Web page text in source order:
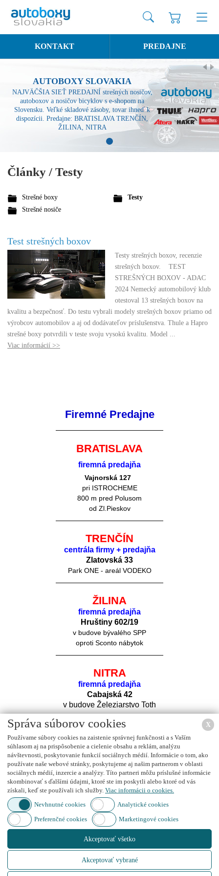
KONTAKT PREDAJNE
AUTOBOXY SLOVAKIA
NAJVÄČŠIA SIEŤ PREDAJNÍ strešných nosičov,
autoboxov a nosičov bicyklov s e-shopom na
Slovensku. Veľké skladové zásoby, tovar ihneď k
dispozícii. Predajne: BRATISLAVA TRENČÍN,
ŽILINA, NITRA
Články / Testy
Strešné boxy
Strešné nosiče
Testy
Test strešných boxov
Testy strešných boxov, recenzie
strešných boxov. TEST
STREŠNÝCH BOXOV - ADAC
2024 Nemecký automobilový klub
otestoval 13 strešných boxov na
kvalitu a bezpečnosť. Do testu vybrali modely strešných boxov priamo od
výrobcov automobilov a aj od dodávateľov príslušenstva. Thule a Hapro
strešné boxy potvrdili v teste svoju vysokú kvalitu. Model ...
Viac informácií >>
Firemné Predajne
BRATISLAVA
firemná predajňa
Vajnorská 127
pri ISTROCHEME
800 m pred Polusom
od Zl.Pieskov
TRENČÍN
centrála firmy + predajňa
Zlatovská 33
Park ONE - areál VODEKO
ŽILINA
firemná predajňa
Hruštiny 602/19
v budove bývalého SPP
oproti Sconto nábytok
NITRA
firemná predajňa
Cabajská 42
v budove Železiarstvo Toth
Nájdete nás naFACEBOOKu
Nájdete nás na INSTAGRAMe
X
Správa súborov cookies
Používame súbory cookies na zaistenie správnej funkčnosti a s Vaším
súhlasom aj na prispôsobenie a cielenie obsahu a reklám, analýzu
návštevnosti, poskytovanie funkcií sociálnych médií. Informácie o tom, ako
používate naše webové stránky, poskytujeme aj našim partnerom v oblasti
sociálnych médií, inzercie a analýzy. Títo partneri môžu príslušné informácie
skombinovať s ďalšími údajmi, ktoré ste im poskytli alebo ktoré od vás
získali, keď ste používali ich služby. Viac informácii o cookies.
Nevhnutné cookies
Analytické cookies
Preferenčné cookies
Marketingové cookies
Akceptovať všetko
Akceptovať vybrané